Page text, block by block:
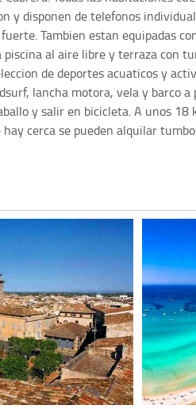
y disponen de telefonos
Tambien estan equipadas
al aire libre y terraza con
de deportes acuaticos y
lancha motora, vela y barco a
y salir en bicicleta. A unos 18
cerca se pueden alquilar